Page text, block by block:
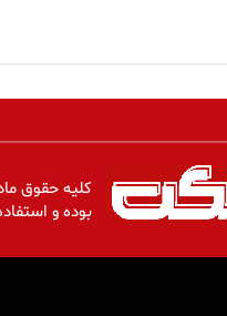
کلیه حقوق
بوده و